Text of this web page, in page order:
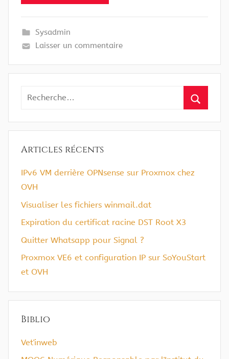
Sysadmin
Laisser un commentaire
Recherche
:
Articles récents
IPv6 VM derrière OPNsense sur Proxmox chez
OVH
Visualiser les fichiers winmail.dat
Expiration du certificat racine DST Root X3
Quitter Whatsapp pour Signal ?
Proxmox VE6 et configuration IP sur SoYouStart
et OVH
Biblio
Vet'inweb